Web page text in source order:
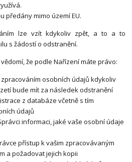
předány mimo území EU.
lze vzít kdykoliv zpět, a to a to
s žádostí o odstranění.
že podle Nařízení máte právo:
osobních údajů kdykoliv
bude mít za následek odstranění
z databáze včetně s tím
údajů
informaci, jaké vaše osobní údaje
přístup k vašim zpracovávaným
a požadovat jejich kopii